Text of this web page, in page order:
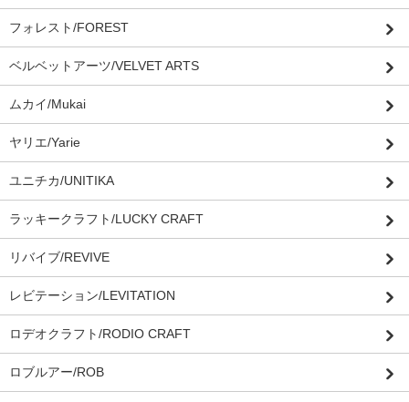
フォレスト/FOREST
ベルベットアーツ/VELVET ARTS
ムカイ/Mukai
ヤリエ/Yarie
ユニチカ/UNITIKA
ラッキークラフト/LUCKY CRAFT
リバイブ/REVIVE
レビテーション/LEVITATION
ロデオクラフト/RODIO CRAFT
ロブルアー/ROB